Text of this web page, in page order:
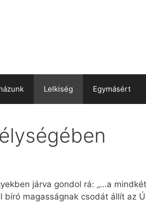
Lelkiség Egymásért
járva gondol rá: „…a
magasságnak csodát állít az